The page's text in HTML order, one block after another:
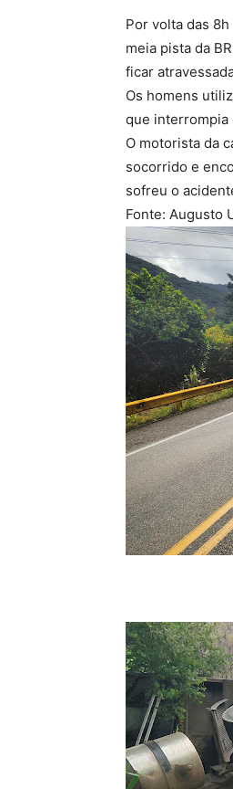
Por volta das
meia pista da
ficar
Os homens
que interrompia
O motorista da
socorrido e
sofreu o
Fonte: Augusto